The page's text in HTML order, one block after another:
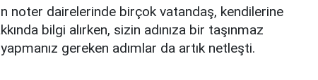
noter dairelerinde birçok vatandaş, kendilerine
bilgi alırken, sizin adınıza bir taşınmaz
gereken adımlar da artık netleşti.